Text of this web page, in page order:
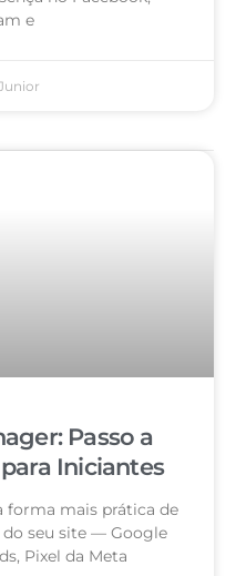
e
Passo a
Iniciantes
forma mais prática de
seu site — Google
Pixel da Meta